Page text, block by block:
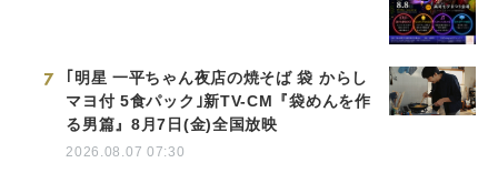
7
｢明星 一平ちゃん夜店の焼そば 袋 からし
マヨ付 5食パック｣新TV-CM『袋めんを作
る男篇』8月7日(金)全国放映
2026.08.07 07:30